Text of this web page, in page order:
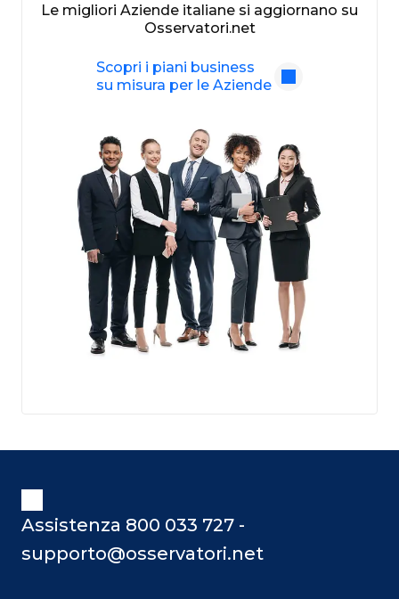
Le migliori Aziende italiane si aggiornano su
Osservatori.net
Scopri i piani business
su misura per le Aziende
Assistenza 800 033 727 -
supporto@osservatori.net